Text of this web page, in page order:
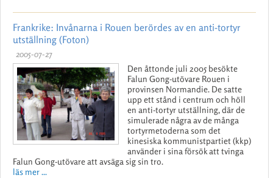
Frankrike: Invånarna i Rouen berördes av en anti-tortyr
utställning (Foton)
2005-07-27
Den åttonde juli 2005 besökte
Falun Gong-utövare Rouen i
provinsen Normandie. De satte
upp ett stånd i centrum och höll
en anti-tortyr utställning, där de
simulerade några av de många
tortyrmetoderna som det
kinesiska kommunistpartiet (kkp)
använder i sina försök att tvinga
Falun Gong-utövare att avsäga sig sin tro.
läs mer ...